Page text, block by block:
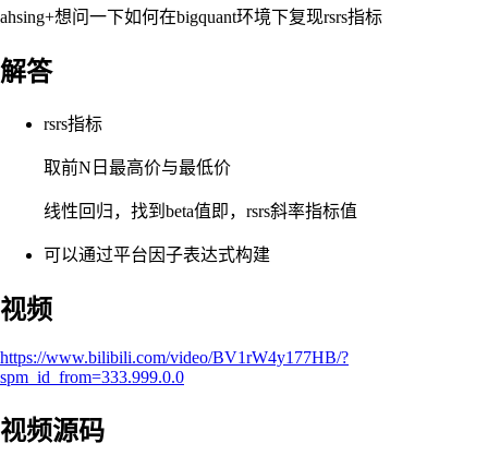
ahsing+想问一下如何在bigquant环境下复现rsrs指标
解答
rsrs指标
取前N日最高价与最低价
线性回归，找到beta值即，rsrs斜率指标值
可以通过平台因子表达式构建
视频
https://www.bilibili.com/video/BV1rW4y177HB/?
spm_id_from=333.999.0.0
视频源码